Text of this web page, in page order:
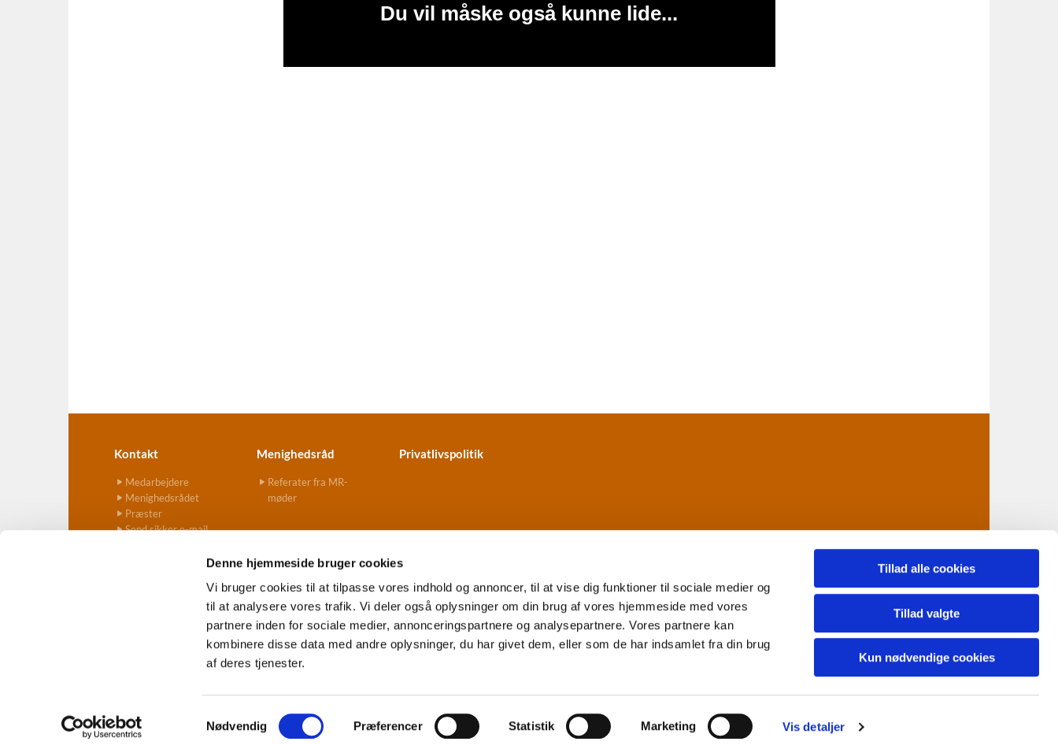
Denne hjemmeside bruger cookies
Vi bruger cookies til at tilpasse vores indhold og annoncer, til at vise dig funktioner til sociale medier og
til at analysere vores trafik. Vi deler også oplysninger om din brug af vores hjemmeside med vores
partnere inden for sociale medier, annonceringspartnere og analysepartnere. Vores partnere kan
kombinere disse data med andre oplysninger, du har givet dem, eller som de har indsamlet fra din brug
af deres tjenester.
a
Nødvendig Præferencer Statistik Marketing Vis detaljer
Tillad alle cookies
Tillad valgte
Kun nødvendige cookies
Du vil måske også kunne lide...
Kontakt
Medarbejdere
Menighedsrådet
Præster
Send sikker e-mail
Menighedsråd
Referater fra MR-
møder
Privatlivspolitik
Vesterkær Kirke · Skydebanevej 2+4596314320vesterkaer.sogn@km.dk
EAN: 5798000859067
Tilgængelighedserklæring